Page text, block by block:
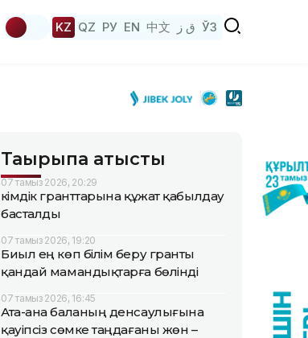
KZ QZ РУ EN 中文 ق ز ЎЗ
Тақырыпқа қатысты
07 тамыз 2026, 20:29
Әкімдік гранттарына құжат қабылдау
басталды
07 тамыз 2026, 19:20
Биыл ең көп білім беру гранты
қандай мамандықтарға бөлінді
07 тамыз 2026, 16:45
Ата-ана баланың денсаулығына
қауіпсіз сөмке таңдағаны жөн –